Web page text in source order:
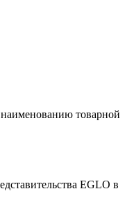
товарной
EGLO в